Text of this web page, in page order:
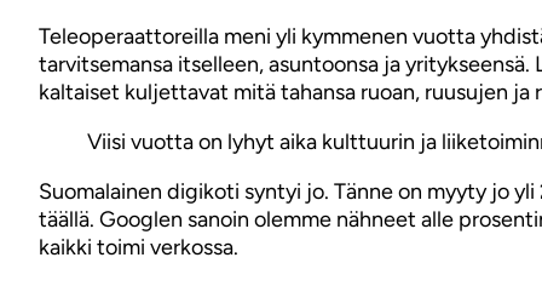
Teleoperaattoreilla meni yli kymmenen vuotta
tarvitsemansa itselleen, asuntoonsa ja
kaltaiset kuljettavat mitä tahansa ruoan, ruusujen
Viisi vuotta on lyhyt aika kulttuurin ja
Suomalainen digikoti syntyi jo. Tänne on myyty jo
täällä. Googlen sanoin olemme nähneet alle
kaikki toimi verkossa.